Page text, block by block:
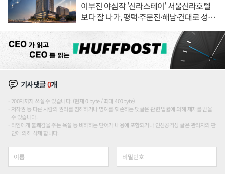
이부진 야심작 '신라스테이' 서울신라호텔
보다 잘 나가, 평택·주문진·해남·건대로 성
기사댓글0개
200자까지 쓰실 수 있습니다. (현재 0 byte / 최대 400byte)
저작권 등 다른 사람의 권리를 침해하거나 명예를 훼손하는 댓글은 관련 법률에 의해 제재를 받을
수 있습니다.
타인에게 불쾌감을 주는 욕설 등 비하하는 단어가 내용에 포함되거나 인신공격성 글은 관리자의 판
단에 의해 삭제 합니다.